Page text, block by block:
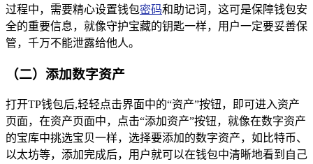
过程中，需要精心设置钱包密码和助记词，这可是保障钱包安
全的重要信息，就像守护宝藏的钥匙一样，用户一定要妥善保
管，千万不能泄露给他人。
（二）添加数字资产
打开TP钱包后,轻轻点击界面中的“资产”按钮，即可进入资产
页面，在资产页面中，点击“添加资产”按钮，就像在数字资产
的宝库中挑选宝贝一样，选择要添加的数字资产，如比特币、
以太坊等，添加完成后，用户就可以在钱包中清晰地看到自己